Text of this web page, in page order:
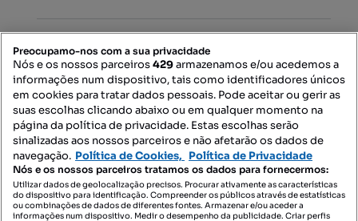
Mapa do Site
Contacte-nos
SIGA-NOS:
Preocupamo-nos com a sua privacidade
Nós e os nossos parceiros429armazenamos e/ou acedemos a
informações num dispositivo, tais como identificadores únicos
em cookies para tratar dados pessoais. Pode aceitar ou gerir as
suas escolhas clicando abaixo ou em qualquer momento na
página da política de privacidade. Estas escolhas serão
sinalizadas aos nossos parceiros e não afetarão os dados de
navegação. Política de Cookies, Política de Privacidade
Nós e os nossos parceiros tratamos os dados para fornecermos:
Utilizar dados de geolocalização precisos. Procurar ativamente as características
do dispositivo para identificação. Compreender os públicos através de estatísticas
ou combinações de dados de diferentes fontes. Armazenar e/ou aceder a
informações num dispositivo. Medir o desempenho da publicidade. Criar perfis